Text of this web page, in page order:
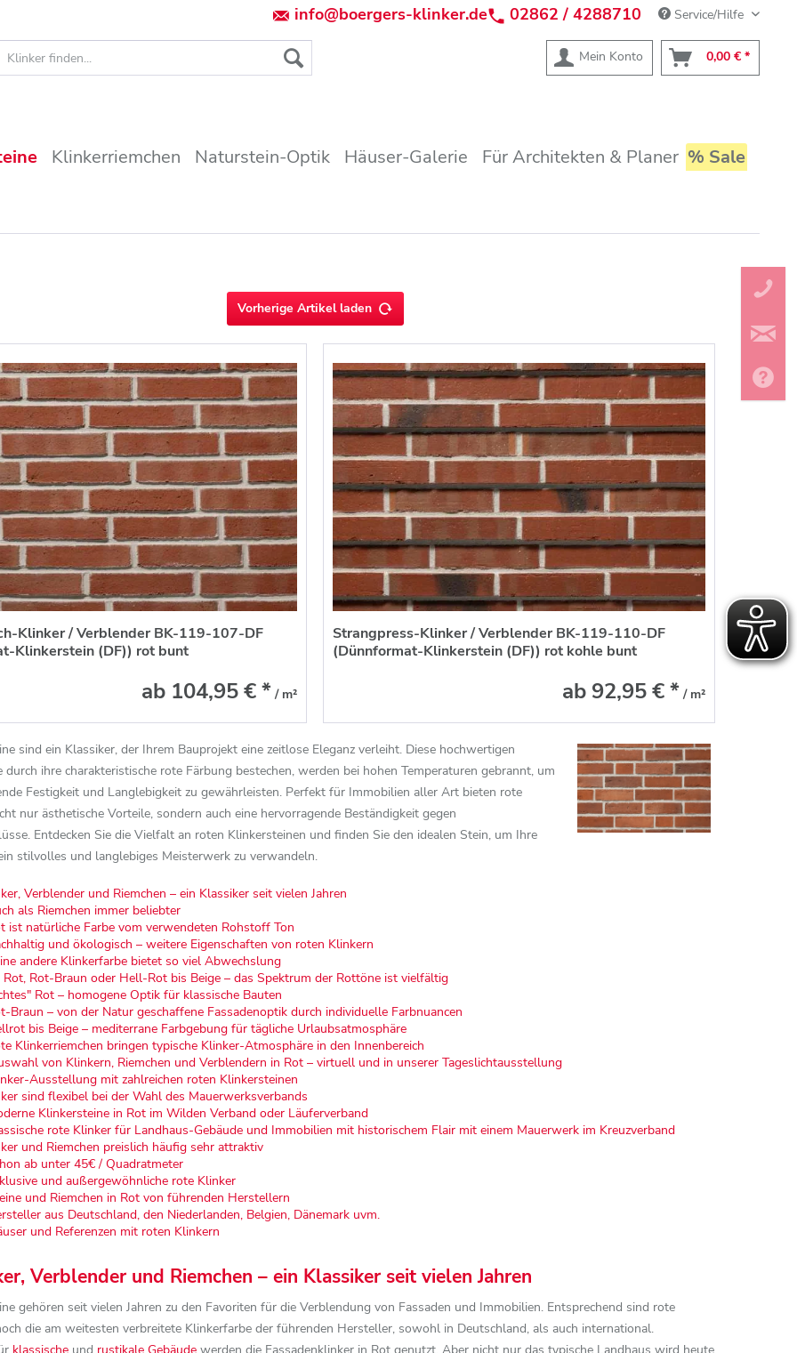
info@boergers-klinker.de 02862 / 4288710 Service/Hilfe
Mein Konto 0,00 € *
Klinkerriemchen Naturstein-Optik Häuser-Galerie Für Architekten & Planer % Sale
Vorherige Artikel laden
Klinker / Verblender BK-119-107-DF
Klinkerstein (DF)) rot bunt
ab 104,95 € * / m²
Strangpress-Klinker / Verblender BK-119-110-DF
(Dünnformat-Klinkerstein (DF)) rot kohle bunt
ab 92,95 € * / m²
sind ein Klassiker, der Ihrem Bauprojekt eine zeitlose Eleganz verleiht. Diese hochwertigen
durch ihre charakteristische rote Färbung bestechen, werden bei hohen Temperaturen gebrannt, um
Festigkeit und Langlebigkeit zu gewährleisten. Perfekt für Immobilien aller Art bieten rote
nur ästhetische Vorteile, sondern auch eine hervorragende Beständigkeit gegen
Entdecken Sie die Vielfalt an roten Klinkersteinen und finden Sie den idealen Stein, um Ihre
stilvolles und langlebiges Meisterwerk zu verwandeln.
Verblender und Riemchen – ein Klassiker seit vielen Jahren
als Riemchen immer beliebter
ist natürliche Farbe vom verwendeten Rohstoff Ton
und ökologisch – weitere Eigenschaften von roten Klinkern
andere Klinkerfarbe bietet so viel Abwechslung
Rot, Rot-Braun oder Hell-Rot bis Beige – das Spektrum der Rottöne ist vielfältig
Rot – homogene Optik für klassische Bauten
Braun – von der Natur geschaffene Fassadenoptik durch individuelle Farbnuancen
bis Beige – mediterrane Farbgebung für tägliche Urlaubsatmosphäre
Klinkerriemchen bringen typische Klinker-Atmosphäre in den Innenbereich
von Klinkern, Riemchen und Verblendern in Rot – virtuell und in unserer Tageslichtausstellung
Ausstellung mit zahlreichen roten Klinkersteinen
sind flexibel bei der Wahl des Mauerwerksverbands
Klinkersteine in Rot im Wilden Verband oder Läuferverband
rote Klinker für Landhaus-Gebäude und Immobilien mit historischem Flair mit einem Mauerwerk im Kreuzverband
und Riemchen preislich häufig sehr attraktiv
ab unter 45€ / Quadratmeter
und außergewöhnliche rote Klinker
und Riemchen in Rot von führenden Herstellern
aus Deutschland, den Niederlanden, Belgien, Dänemark uvm.
und Referenzen mit roten Klinkern
Verblender und Riemchen – ein Klassiker seit vielen Jahren
gehören seit vielen Jahren zu den Favoriten für die Verblendung von Fassaden und Immobilien. Entsprechend sind rote
die am weitesten verbreitete Klinkerfarbe der führenden Hersteller, sowohl in Deutschland, als auch international.